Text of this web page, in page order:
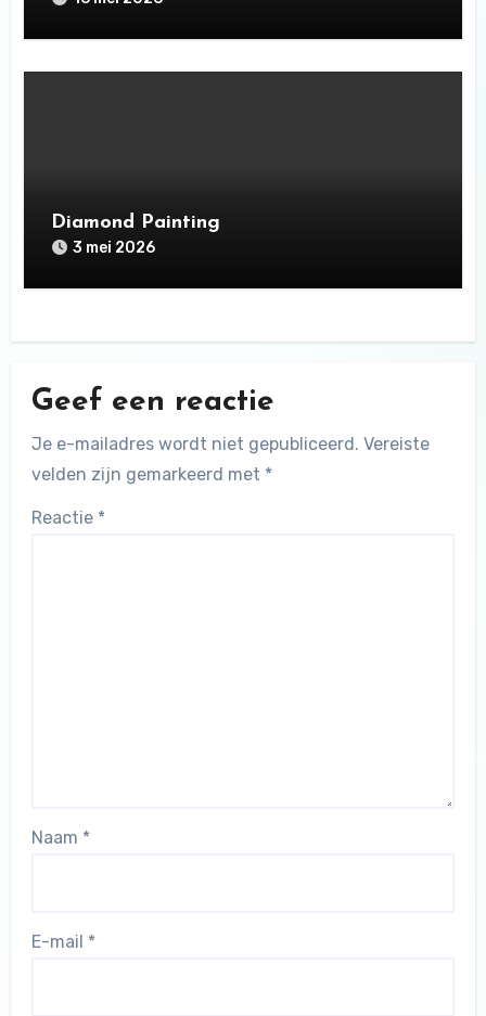
Diamond Painting
3 mei 2026
Geef een reactie
Je e-mailadres wordt niet gepubliceerd. Vereiste
velden zijn gemarkeerd met *
Reactie *
Naam *
E-mail *